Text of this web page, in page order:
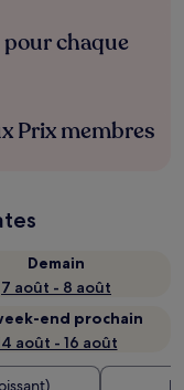
pour chaque
Prix membres
Demain
7 août - 8 août
end prochain
août - 16 août